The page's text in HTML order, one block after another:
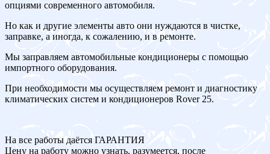
опциями современного автомобиля.
Но как и другие элементы авто они нуждаются в чистке,
заправке, а иногда, к сожалению, и в ремонте.
Мы заправляем автомобильные кондиционеры с помощью
импортного оборудования.
При необходимости мы осуществляем ремонт и диагностику
климатических систем и кондиционеров Rover 25.
На все работы даётся ГАРАНТИЯ
Цену на работу можно узнать, разумеется, после